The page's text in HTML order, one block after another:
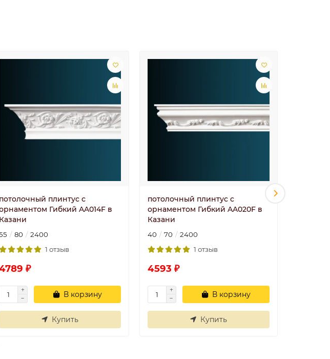
потолочный плинтус с
Гибкий AA014F в
Казани
80
2400
1 отзыв
₽
В корзину
Купить
потолочный плинтус с
орнаментом Гибкий AA020F в
Казани
40 70
2400
1 отзыв
4593 ₽
В корзину
Купить